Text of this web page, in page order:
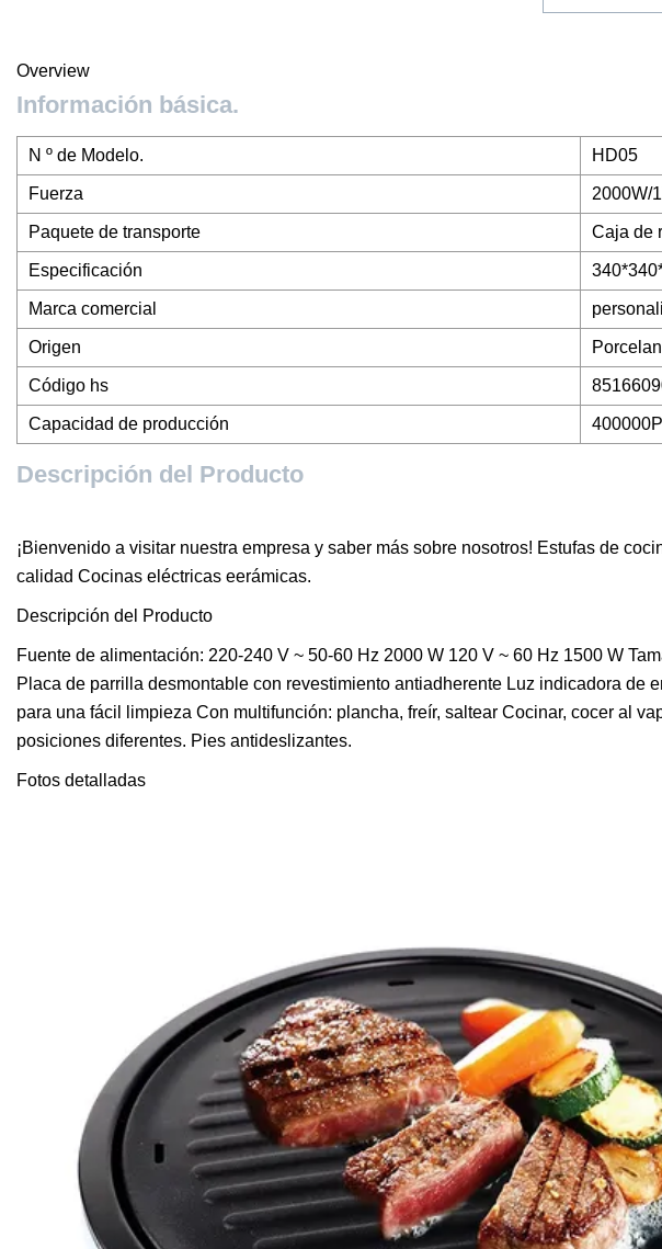
Overview
Información básica.
N º de Modelo. HD05
Fuerza 2000W/
Paquete de transporte Caja de
Especificación
Marca comercial
Origen
Código hs
Capacidad de producción
Descripción del Producto
¡Bienvenido a visitar nuestra empresa y saber más sobre nosotros! Estufas de
calidad Cocinas eléctricas eerámicas.
Descripción del Producto
Fuente de alimentación: 220-240 V ~ 50-60 Hz 2000 W 120 V ~ 60 Hz 1500 W
Placa de parrilla desmontable con revestimiento antiadherente Luz indicadora de
para una fácil limpieza Con multifunción: plancha, freír, saltear Cocinar, cocer al
posiciones diferentes. Pies antideslizantes.
Fotos detalladas